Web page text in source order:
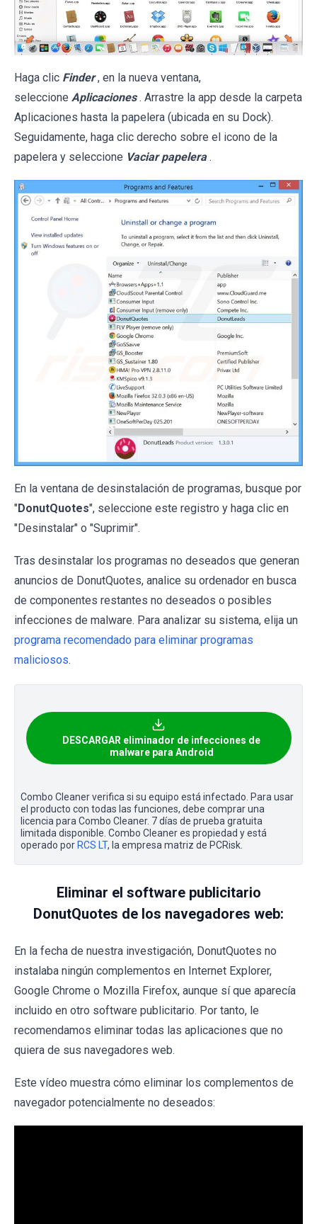
Haga clic Finder , en la nueva ventana,
seleccione Aplicaciones . Arrastre la app desde la carpeta
Aplicaciones hasta la papelera (ubicada en su Dock).
Seguidamente, haga clic derecho sobre el icono de la
papelera y seleccione Vaciar papelera .
En la ventana de desinstalación de programas, busque por
"DonutQuotes", seleccione este registro y haga clic en
"Desinstalar" o "Suprimir".
Tras desinstalar los programas no deseados que generan
anuncios de DonutQuotes, analice su ordenador en busca
de componentes restantes no deseados o posibles
infecciones de malware. Para analizar su sistema, elija un
programa recomendado para eliminar programas
maliciosos.
DESCARGAR eliminador de infecciones de
malware para Android
Combo Cleaner verifica si su equipo está infectado. Para usar
el producto con todas las funciones, debe comprar una
licencia para Combo Cleaner. 7 días de prueba gratuita
limitada disponible. Combo Cleaner es propiedad y está
operado por RCS LT, la empresa matriz de PCRisk.
Eliminar el software publicitario
DonutQuotes de los navegadores web:
En la fecha de nuestra investigación, DonutQuotes no
instalaba ningún complementos en Internet Explorer,
Google Chrome o Mozilla Firefox, aunque sí que aparecía
incluido en otro software publicitario. Por tanto, le
recomendamos eliminar todas las aplicaciones que no
quiera de sus navegadores web.
Este vídeo muestra cómo eliminar los complementos de
navegador potencialmente no deseados: